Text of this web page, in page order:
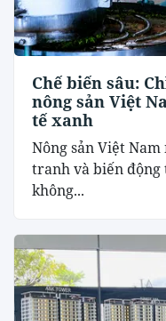
Chế biến sâu:
nông sản Việt
tế xanh
Nông sản Việt
tranh và biến
không...